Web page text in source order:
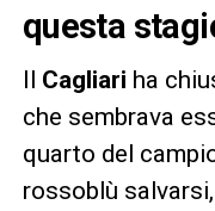
questa
Il Cagliari ha
che sembrava
quarto del
rossoblù